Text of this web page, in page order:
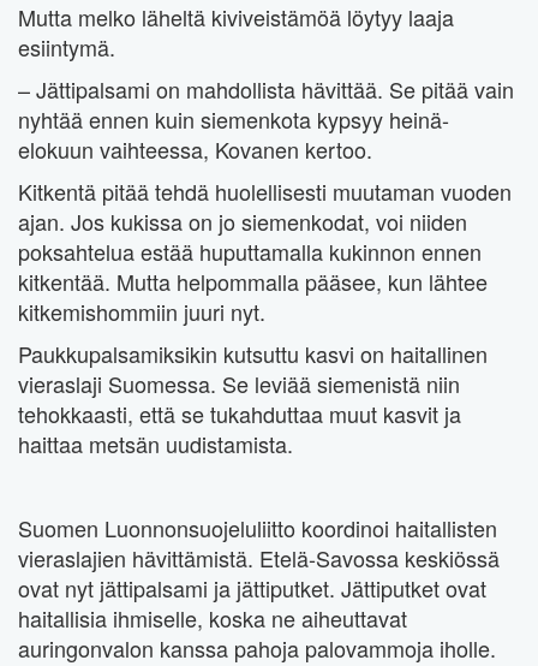
Mutta melko läheltä kiviveistämöä löytyy laaja
esiintymä.
– Jättipalsami on mahdollista hävittää. Se pitää vain
nyhtää ennen kuin siemenkota kypsyy heinä-
elokuun vaihteessa, Kovanen kertoo.
Kitkentä pitää tehdä huolellisesti muutaman vuoden
ajan. Jos kukissa on jo siemenkodat, voi niiden
poksahtelua estää huputtamalla kukinnon ennen
kitkentää. Mutta helpommalla pääsee, kun lähtee
kitkemishommiin juuri nyt.
Paukkupalsamiksikin kutsuttu kasvi on haitallinen
vieraslaji Suomessa. Se leviää siemenistä niin
tehokkaasti, että se tukahduttaa muut kasvit ja
haittaa metsän uudistamista.
Suomen Luonnonsuojeluliitto koordinoi haitallisten
vieraslajien hävittämistä. Etelä-Savossa keskiössä
ovat nyt jättipalsami ja jättiputket. Jättiputket ovat
haitallisia ihmiselle, koska ne aiheuttavat
auringonvalon kanssa pahoja palovammoja iholle.